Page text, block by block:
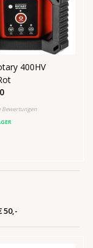
400HV
Bewertungen
50,-